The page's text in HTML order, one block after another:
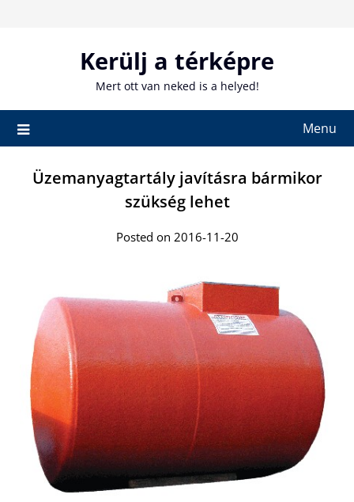
Kerülj a térképre
Mert ott van neked is a helyed!
Menu
Üzemanyagtartály javításra bármikor
szükség lehet
Posted on 2016-11-20